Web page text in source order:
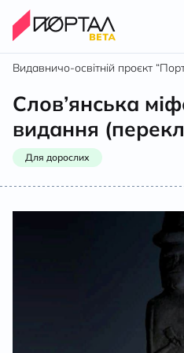
Видавничо-освітній проєкт
Слов’янська
видання
Для дорослих